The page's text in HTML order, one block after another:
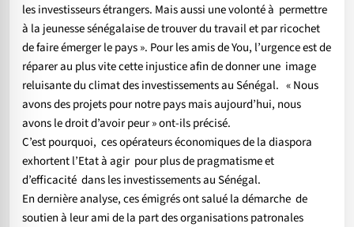
les investisseurs étrangers. Mais aussi une volonté à permettre
à la jeunesse sénégalaise de trouver du travail et par ricochet
de faire émerger le pays ». Pour les amis de You, l’urgence est de
réparer au plus vite cette injustice afin de donner une image
reluisante du climat des investissements au Sénégal. « Nous
avons des projets pour notre pays mais aujourd’hui, nous
avons le droit d’avoir peur » ont-ils précisé.
C’est pourquoi, ces opérateurs économiques de la diaspora
exhortent l’Etat à agir pour plus de pragmatisme et
d’efficacité dans les investissements au Sénégal.
En dernière analyse, ces émigrés ont salué la démarche de
soutien à leur ami de la part des organisations patronales